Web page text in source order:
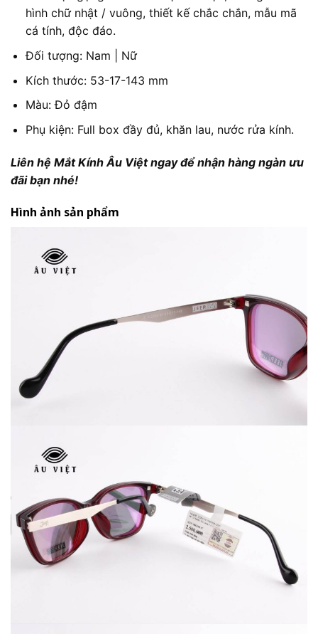
hình chữ nhật / vuông, thiết kế chắc chắn, mẫu mã
cá tính, độc đáo.
Đối tượng: Nam | Nữ
Kích thước: 53-17-143 mm
Màu: Đỏ đậm
Phụ kiện: Full box đầy đủ, khăn lau, nước rửa kính.
Liên hệ Mắt Kính Âu Việt ngay để nhận hàng ngàn ưu
đãi bạn nhé!
Hình ảnh sản phẩm